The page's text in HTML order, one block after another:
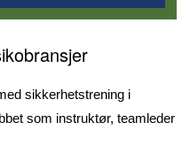
sikkerhetstrening i
som instruktør, teamleder